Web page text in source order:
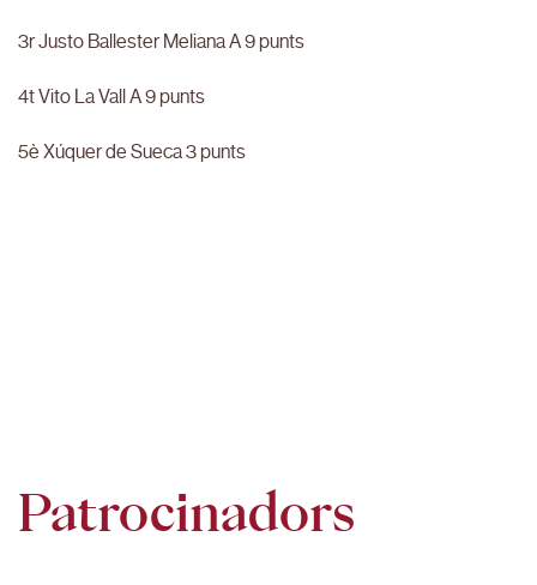
3r Justo Ballester Meliana A 9 punts
4t Vito La Vall A 9 punts
5è Xúquer de Sueca 3 punts
Patrocinadors